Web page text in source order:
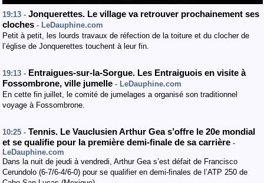
19:13 - Jonquerettes. Le village va retrouver prochainement ses
cloches - LeDauphine.com
Petit à petit, les lourds travaux de réfection de la toiture et du clocher de
l’église de Jonquerettes touchent à leur fin.
19:13 - Entraigues-sur-la-Sorgue. Les Entraiguois en visite à
Fossombrone, ville jumelle - LeDauphine.com
En cette fin juillet, le comité de jumelages a organisé son traditionnel
voyage à Fossombrone.
10:25 - Tennis. Le Vauclusien Arthur Gea s’offre le 20e mondial
et se qualifie pour la première demi-finale de sa carrière -
LeDauphine.com
Dans la nuit de jeudi à vendredi, Arthur Gea s’est défait de Francisco
Cerundolo (6-7/6-4/6-0) pour se qualifier en demi-finales de l’ATP 250 de